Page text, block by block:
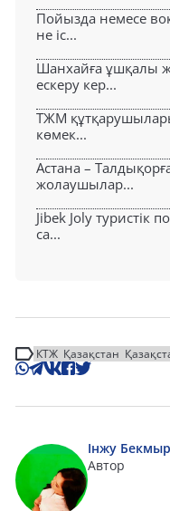
Пойызда немесе
не іс...
Шанхайға ұшқалы
ескеру кер...
ТЖМ
көмек...
Астана –
жолаушылар...
Jibek Joly туристік
са...
КТЖ Қазақстан
Інжу
Автор